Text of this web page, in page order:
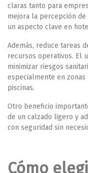
claras tanto para
mejora la percepción
un aspecto clave en
Además, reduce tareas
recursos operativos. El
minimizar riesgos
especialmente en zonas
piscinas.
Otro beneficio
de un calzado ligero y
con seguridad sin
Cómo